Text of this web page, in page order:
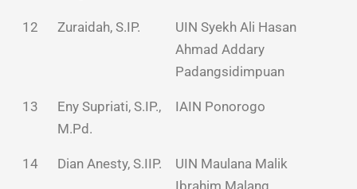
12 Zuraidah, S.IP.
UIN Syekh Ali Hasan
Ahmad Addary
Padangsidimpuan
13
Eny Supriati, S.IP.,
M.Pd.
IAIN Ponorogo
14 Dian Anesty, S.IIP.
UIN Maulana Malik
Ibrahim Malang